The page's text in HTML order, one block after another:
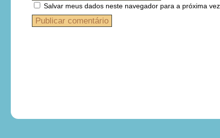
Salvar meus dados neste navegador para a próxima